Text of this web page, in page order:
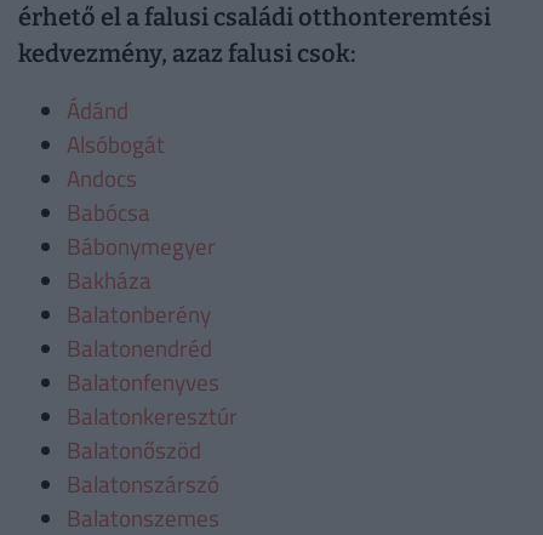
érhető el a falusi családi otthonteremtési
kedvezmény, azaz falusi csok:
Ádánd
Alsóbogát
Andocs
Babócsa
Bábonymegyer
Bakháza
Balatonberény
Balatonendréd
Balatonfenyves
Balatonkeresztúr
Balatonőszöd
Balatonszárszó
Balatonszemes